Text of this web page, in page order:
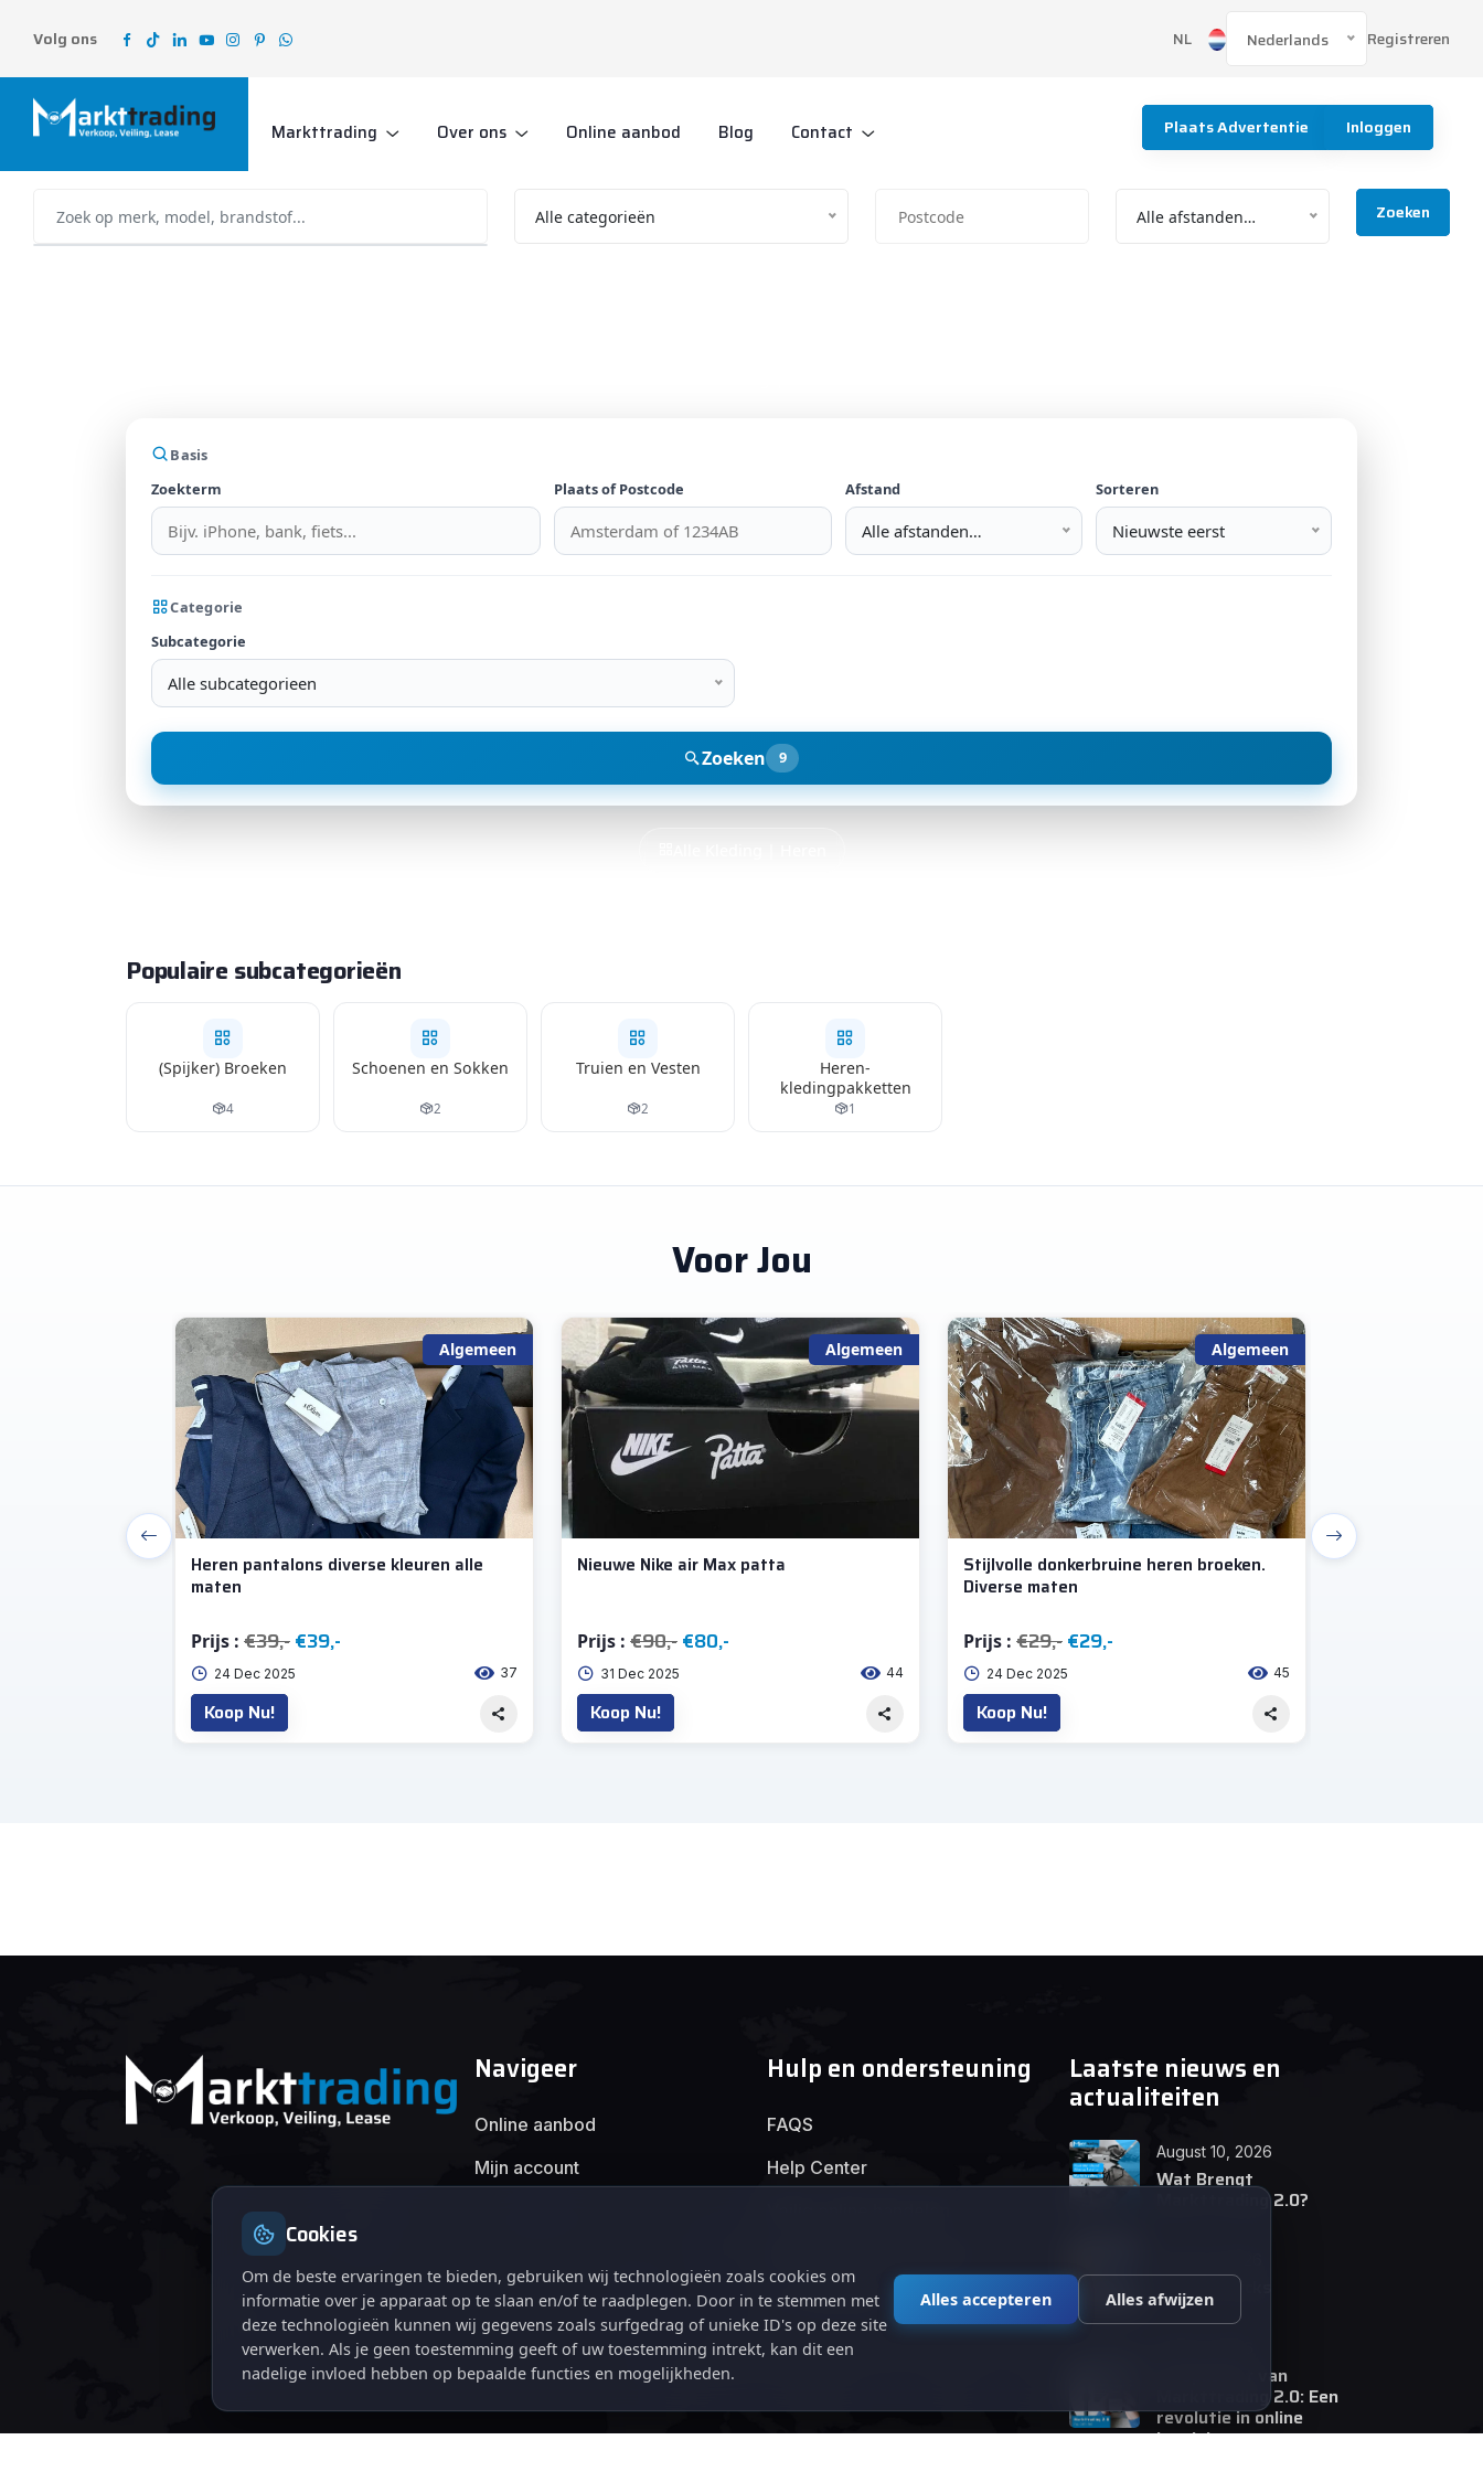
Volg ons NL Nederlands Registreren
Markttrading Over ons Online aanbod Blog Contact Plaats Advertentie Inloggen
Alle categorieën Alle afstanden… Zoeken
Basis
Zoekterm
Plaats of Postcode Afstand
Alle afstanden…
Sorteren
Nieuwste eerst
Categorie
Subcategorie
Alle subcategorieen
Zoeken 9
Populaire subcategorieën
(Spijker) Broeken
4
Schoenen en Sokken
2
Truien en Vesten
2
Heren-
kledingpakketten
1
Voor Jou
Algemeen
Heren pantalons diverse kleuren alle
maten
Prijs : €39,-€39,-
24 Dec 2025 37
Koop Nu!
Algemeen
Nieuwe Nike air Max patta
Prijs : €90,-€80,-
31 Dec 2025 44
Koop Nu!
Algemeen
Stijlvolle donkerbruine heren broeken.
Diverse maten
Prijs : €29,-€29,-
24 Dec 2025 45
Koop Nu!
Navigeer
Online aanbod
Mijn account
Hulp en ondersteuning
FAQS
Help Center
Privacybeleid
Laatste nieuws en
actualiteiten
August 10, 2026
Wat Brengt
Markttrading 2.0?
Tips en Tricks
De opkomst van
Markttrading 2.0: Een
revolutie in online
handelen.
Cookies
Om de beste ervaringen te bieden, gebruiken wij technologieën zoals cookies om
informatie over je apparaat op te slaan en/of te raadplegen. Door in te stemmen met
deze technologieën kunnen wij gegevens zoals surfgedrag of unieke ID's op deze site
verwerken. Als je geen toestemming geeft of uw toestemming intrekt, kan dit een
nadelige invloed hebben op bepaalde functies en mogelijkheden.
Alles accepteren Alles afwijzen